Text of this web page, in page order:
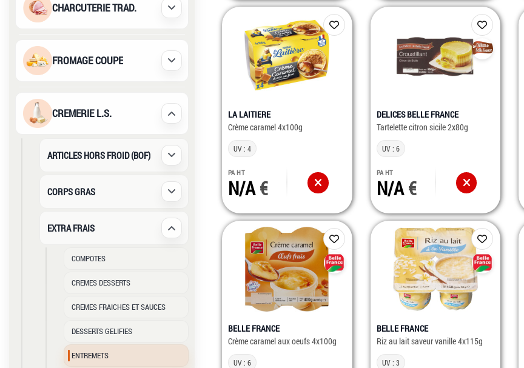
CHARCUTERIE TRAD. Déplier / Replier
FROMAGE COUPE Déplier / Replier
CREMERIE L.S. Déplier / Replier
ARTICLES HORS FROID (BOF) Déplier / Replier
CORPS GRAS Déplier / Replier
EXTRA FRAIS Déplier / Replier
COMPOTES
CREMES DESSERTS
CREMES FRAICHES ET SAUCES
DESSERTS GELIFIES
ENTREMETS
LA LAITIERE
Crème caramel 4x100g
UV : 4
PA HT
N/A
DELICES BELLE FRANCE
Tartelette citron sicile 2x80g
UV : 6
PA HT
N/A
BELLE FRANCE
Crème caramel aux oeufs 4x100g
UV : 6
BELLE FRANCE
Riz au lait saveur vanille 4x115g
UV : 3